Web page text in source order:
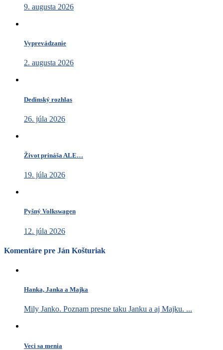
9. augusta 2026
Vyprevádzanie
2. augusta 2026
Dedinský rozhlas
26. júla 2026
Život prináša ALE…
19. júla 2026
Pyšný Volkswagen
12. júla 2026
Komentáre pre Ján Košturiak
Hanka, Janka a Majka
Mily Janko. Poznam presne taku Janku a aj Majku. ...
Veci sa menia